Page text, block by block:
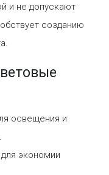
и не допускают
созданию
освещения и
для экономии